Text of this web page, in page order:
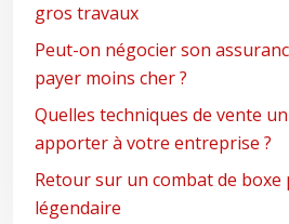
gros travaux
Peut-on négocier son
payer moins cher ?
Quelles techniques de vente
apporter à votre entreprise ?
Retour sur un combat de boxe
légendaire